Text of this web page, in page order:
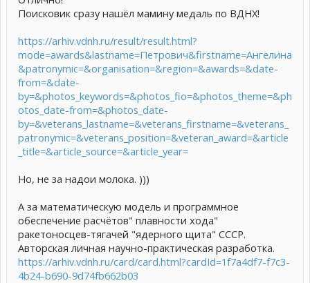
Найти информацию о награждениях участников
Выставки, о сотрудниках ВДНХ – участниках ВОВ, а также
статьями, хранящимися в собрании АБФ ВДНХ
Поисковик сразу нашёл мамину медаль по ВДНХ!
https://arhiv.vdnh.ru/result/result.html?
mode=awards&lastname=Петрович&firstname=Ангелина
&patronymic=&organisation=&region=&awards=&date-
from=&date-
by=&photos_keywords=&photos_fio=&photos_theme=&ph
otos_date-from=&photos_date-
by=&veterans_lastname=&veterans_firstname=&veterans_
patronymic=&veterans_position=&veteran_award=&article
_title=&article_source=&article_year=
Но, не за надои молока. )))
А за математическую модель и программное
обеспечение расчётов" плавности хода"
ракетоносцев-тягачей "ядерного щита" СССР.
Авторская личная научно-практическая разработка.
https://arhiv.vdnh.ru/card/card.html?cardId=1f7a4df7-f7c3-
4b24-b690-9d74fb662b03